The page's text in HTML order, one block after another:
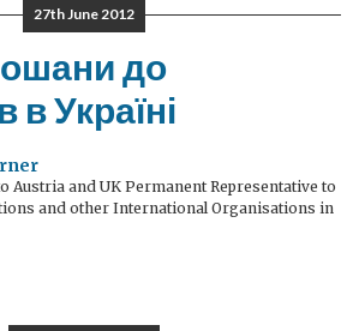
27th June 2012
до
в Україні
Austria and UK Permanent Representative to
and other International Organisations in